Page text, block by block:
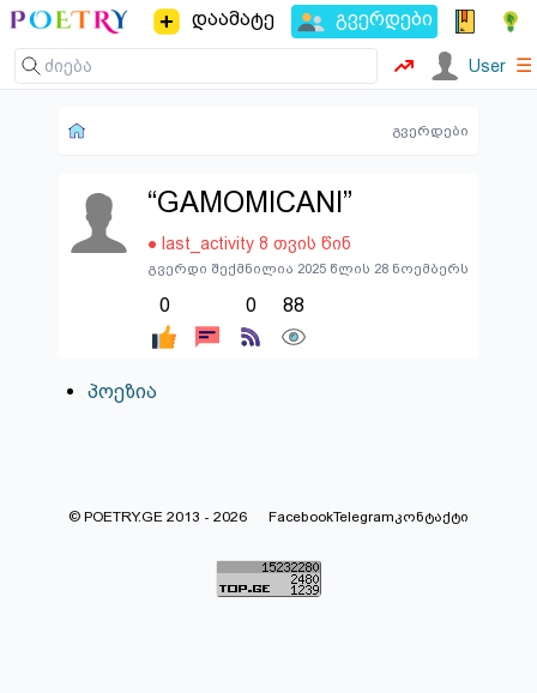
დაამატე გვერდები
User ☰
გვერდები
“GAMOMICANI”
● last_activity 8 თვის წინ
გვერდი შექმნილია 2025 წლის 28 ნოემბერს
0 0 88
პოეზია
© POETRY.GE 2013 - 2026 FacebookTelegramკონტაქტი